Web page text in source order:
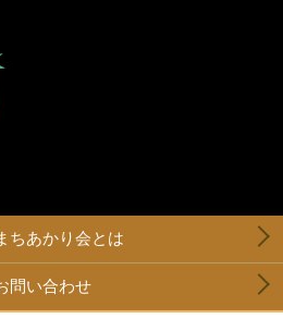
ちあかり会とは
問い合わせ